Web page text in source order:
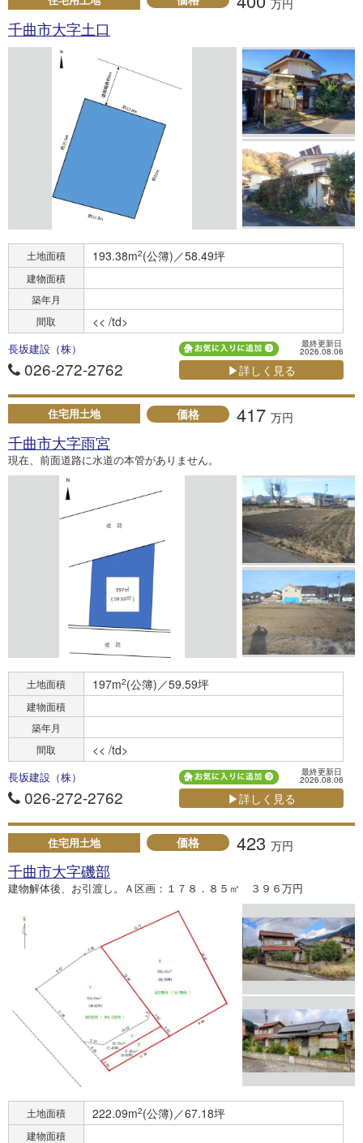
千曲市大字土口
土地面積 193.38m2(公簿)／58.49坪
建物面積
築年月
間取
<< /td>
長坂建設（株）
026-272-2762
最終更新日
2026.08.06
▶詳しく見る
住宅用土地 価格 417 万円
千曲市大字雨宮
現在、前面道路に水道の本管がありません。
土地面積 197m2(公簿)／59.59坪
建物面積
築年月
間取
<< /td>
長坂建設（株）
026-272-2762
最終更新日
2026.08.06
▶詳しく見る
住宅用土地 価格 423 万円
千曲市大字磯部
建物解体後、お引渡し。Ａ区画：１７８．８５㎡ ３９６万円
土地面積 222.09m2(公簿)／67.18坪
建物面積